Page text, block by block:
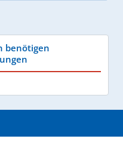
benötigen